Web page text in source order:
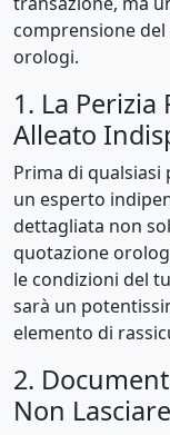
comprensione
orologi.
1. La
Alleato
Prima di
un esperto
dettagliata non
quotazione
le condizioni del
sarà un
elemento di
2.
Non